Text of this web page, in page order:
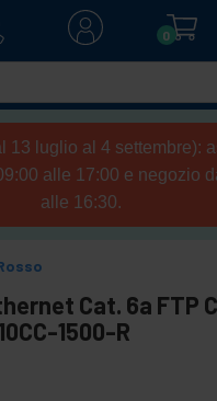
0
13 luglio al 4 settembre):
alle 17:00 e negozio
alle 16:30.
Cat. 6a FTP
1500-R